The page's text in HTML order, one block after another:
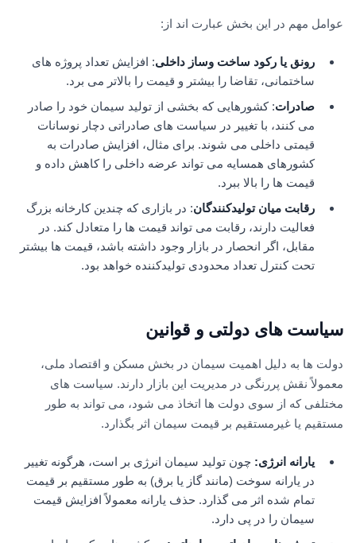
عوامل مهم در این بخش عبارت اند از:
رونق یا رکود ساخت وساز داخلی: افزایش تعداد پروژه های
ساختمانی، تقاضا را بیشتر و قیمت را بالاتر می برد.
صادرات: کشورهایی که بخشی از تولید سیمان خود را صادر
می کنند، با تغییر در سیاست های صادراتی دچار نوسانات
قیمتی داخلی می شوند. برای مثال، افزایش صادرات به
کشورهای همسایه می تواند عرضه داخلی را کاهش داده و
قیمت ها را بالا ببرد.
رقابت میان تولیدکنندگان: در بازاری که چندین کارخانه بزرگ
فعالیت دارند، رقابت می تواند قیمت ها را متعادل کند. در
مقابل، اگر انحصار در بازار وجود داشته باشد، قیمت ها بیشتر
تحت کنترل تعداد محدودی تولیدکننده خواهد بود.
سیاست های دولتی و قوانین
دولت ها به دلیل اهمیت سیمان در بخش مسکن و اقتصاد ملی،
معمولاً نقش پررنگی در مدیریت این بازار دارند. سیاست های
مختلفی که از سوی دولت ها اتخاذ می شود، می تواند به طور
مستقیم یا غیرمستقیم بر قیمت سیمان اثر بگذارد.
یارانه انرژی: چون تولید سیمان انرژی بر است، هرگونه تغییر
در یارانه سوخت (مانند گاز یا برق) به طور مستقیم بر قیمت
تمام شده اثر می گذارد. حذف یارانه معمولاً افزایش قیمت
سیمان را در پی دارد.